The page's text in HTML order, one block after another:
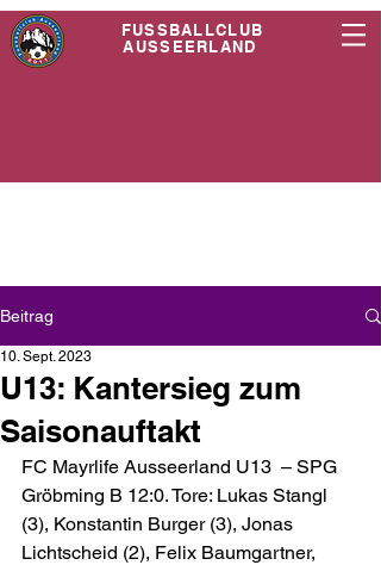
FUSSBALLCLUB
AUSSEERLAND
Beitrag
U13: Kantersieg zum
Saisonauftakt
10. Sept. 2023
FC Mayrlife Ausseerland U13  – SPG
Gröbming B 12:0. Tore: Lukas Stangl
(3), Konstantin Burger (3), Jonas
Lichtscheid (2), Felix Baumgartner,